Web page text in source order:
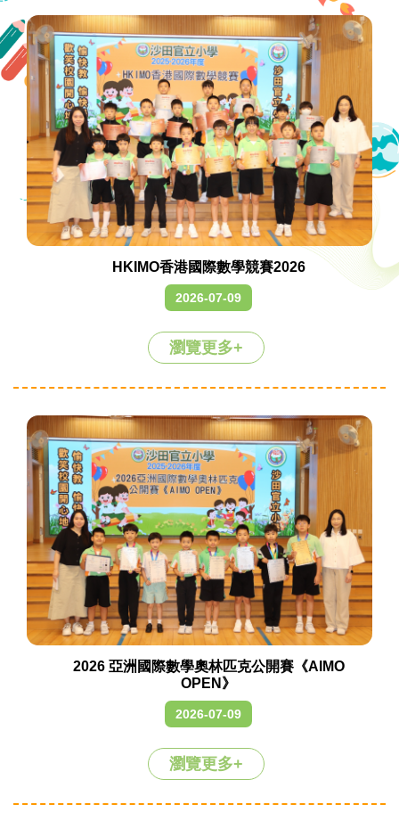
HKIMO香港國際數學競賽2026
2026-07-09
瀏覽更多+
2026 亞洲國際數學奧林匹克公開賽《AIMO
OPEN》
2026-07-09
瀏覽更多+